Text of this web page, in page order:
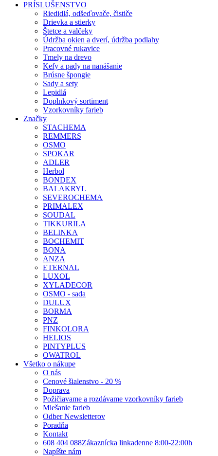
PRÍSLUŠENSTVO
Riedidlá, odšeďovače, čističe
Drievka a stierky
Štetce a valčeky
Údržba okien a dverí, údržba podlahy
Pracovné rukavice
Tmely na drevo
Kefy a pady na nanášanie
Brúsne špongie
Sady a sety
Lepidlá
Doplnkový sortiment
Vzorkovníky farieb
Značky
STACHEMA
REMMERS
OSMO
SPOKAR
ADLER
Herbol
BONDEX
BALAKRYL
SEVEROCHEMA
PRIMALEX
SOUDAL
TIKKURILA
BELINKA
BOCHEMIT
BONA
ANZA
ETERNAL
LUXOL
XYLADECOR
OSMO - sada
DULUX
BORMA
PNZ
FINKOLORA
HELIOS
PINTYPLUS
OWATROL
Všetko o nákupe
O nás
Cenové šialenstvo - 20 %
Doprava
Požičiavame a rozdávame vzorkovníky farieb
Miešanie farieb
Odber Newsletterov
Poradňa
Kontakt
608 404 088Zákaznícka linkadenne 8:00-22:00h
Napíšte nám